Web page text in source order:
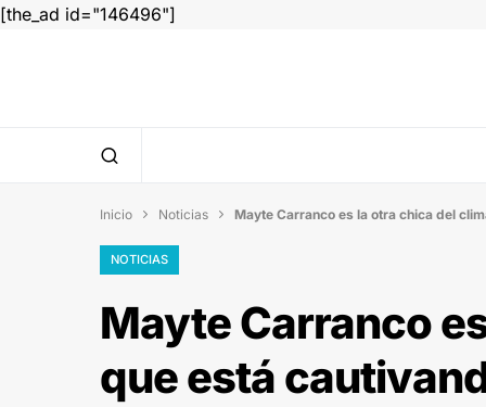
[the_ad id="146496"]
Inicio  Noticias  Mayte Carranco es la otra chica del
NOTICIAS
Mayte Carranco
que está